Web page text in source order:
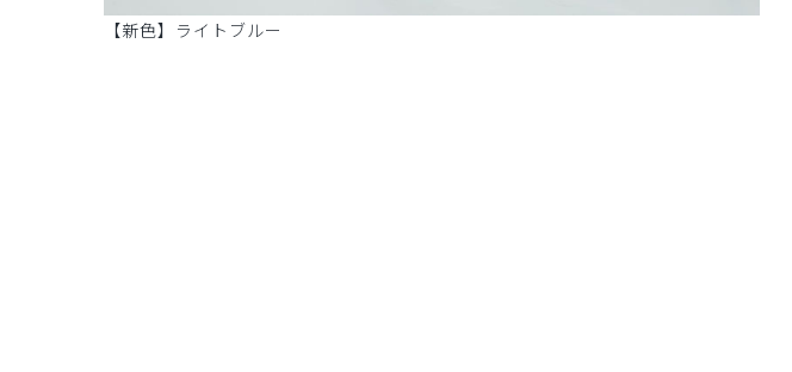
【新色】ライトブルー